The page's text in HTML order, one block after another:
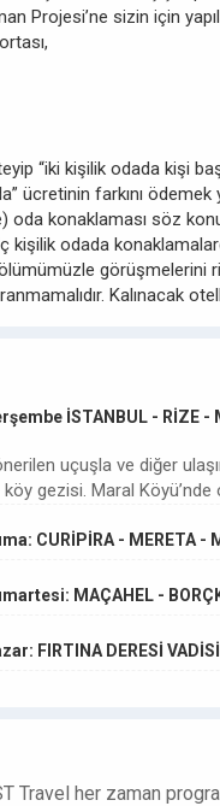
Projesi’ne sizin için
“iki kişilik odada kişi
ücretinin farkını
konaklaması söz
kişilik odada
görüşmelerini
Kalınacak
İSTANBUL - RİZE -
uçuşla ve diğer
köy gezisi. Maral
CURİPİRA - MERETA -
MAÇAHEL -
FIRTINA DERESİ
Travel her zaman